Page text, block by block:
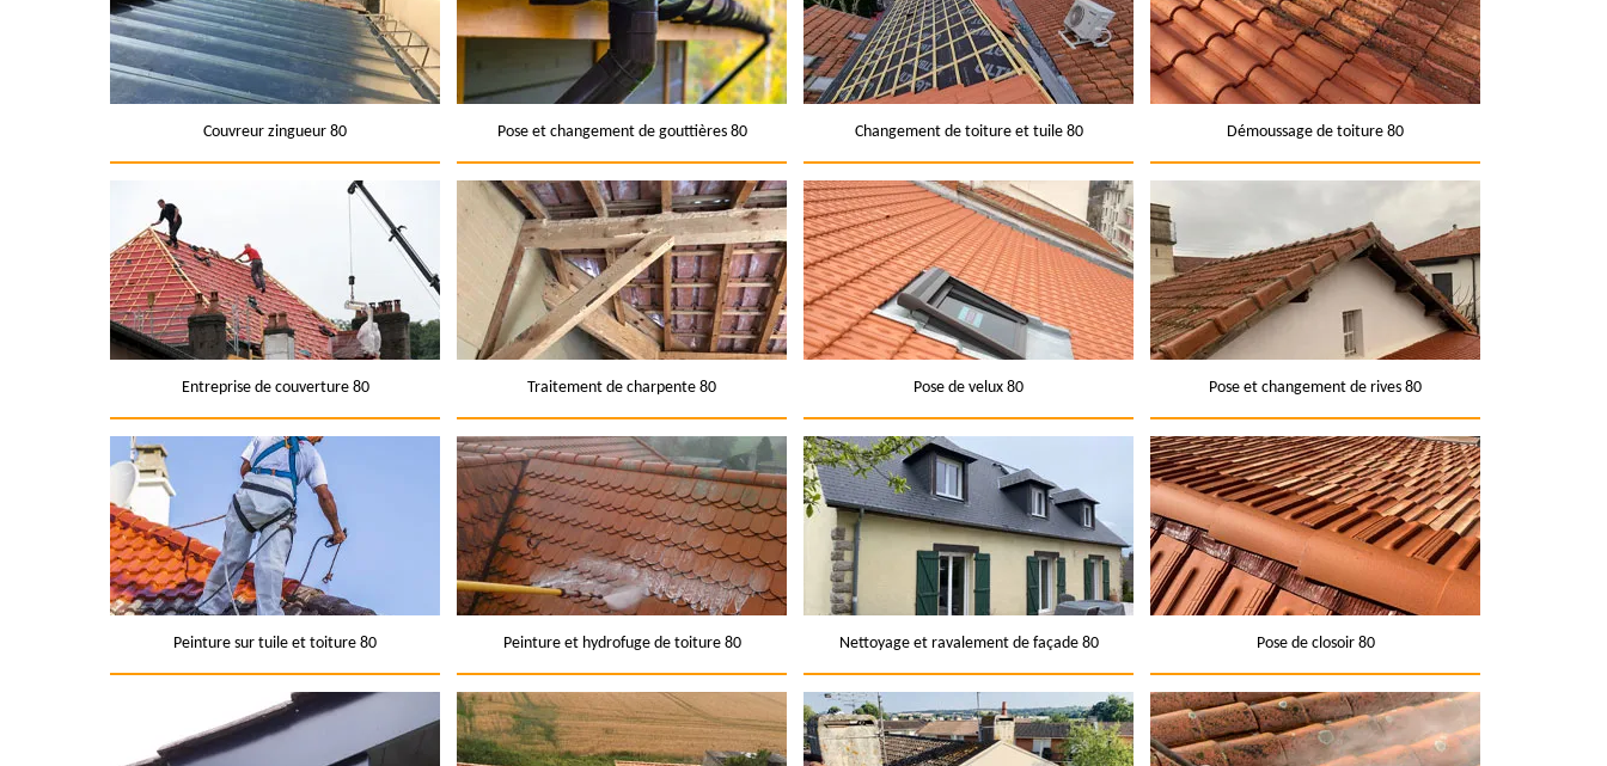
Couvreur zingueur 80 Pose et changement de gouttières 80 Changement de toiture et tuile 80 Démoussage de toiture 80
Entreprise de couverture 80 Traitement de charpente 80 Pose de velux 80 Pose et changement de rives 80
Peinture sur tuile et toiture 80 Peinture et hydrofuge de toiture 80 Nettoyage et ravalement de façade 80 Pose de closoir 80